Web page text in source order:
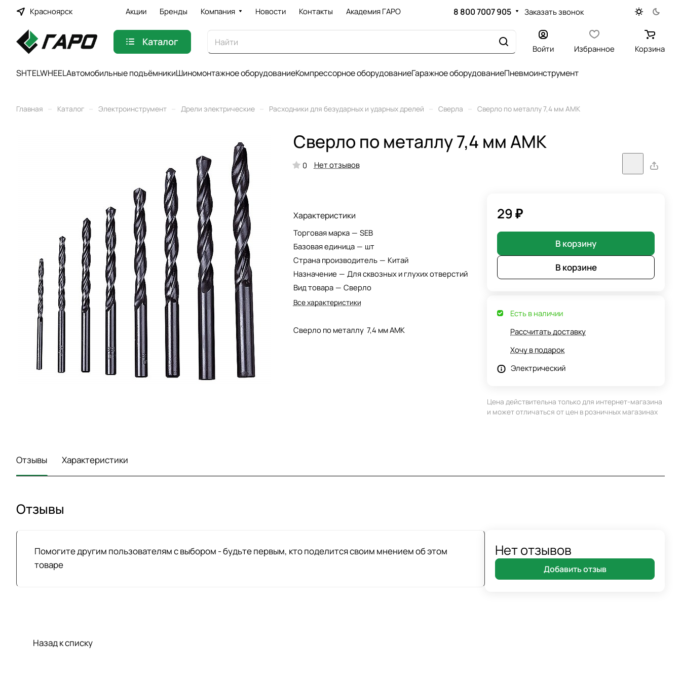
Красноярск Акции Бренды Компания Новости Контакты Академия ГАРО 8 800 7007 905 Заказать звонок
Каталог
Войти Избранное Корзина
SHTELWHEELАвтомобильные подъёмникиШиномонтажное оборудованиеКомпрессорное оборудованиеГаражное оборудованиеПневмоинструмент
Главная – Каталог – Электроинструмент – Дрели электрические – Расходники для безударных и ударных дрелей – Сверла – Сверло по металлу 7,4 мм АМК
Сверло по металлу 7,4 мм АМК
0 Нет отзывов
Характеристики
Торговая марка — SEB
Базовая единица — шт
Страна производитель — Китай
Назначение — Для сквозных и глухих отверстий
Вид товара — Сверло
Все характеристики
Сверло по металлу 7,4 мм АМК
29 ₽
В корзину
В корзине
Есть в наличии
Рассчитать доставку
Хочу в подарок
Электрический
Цена действительна только для интернет-магазина
и может отличаться от цен в розничных магазинах
Отзывы Характеристики
Отзывы
Помогите другим пользователям с выбором - будьте первым, кто поделится своим мнением об этом
товаре
Нет отзывов
Добавить отзыв
Назад к списку